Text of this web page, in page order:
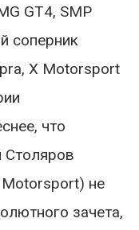
GT4, SMP
соперник
X Motorsport
что
Столяров
Motorsport) не
зачета,